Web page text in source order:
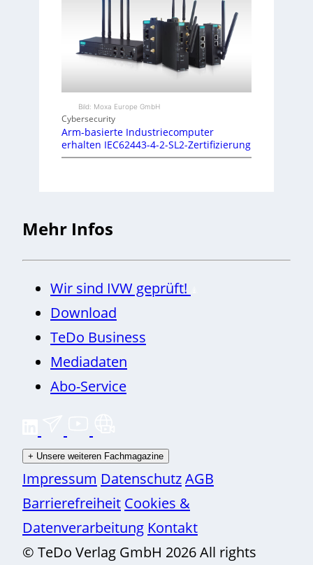
Bild: Moxa Europe GmbH
Cybersecurity
Arm-basierte Industriecomputer
erhalten IEC62443-4-2-SL2-Zertifizierung
Mehr Infos
Wir sind IVW geprüft!
Download
TeDo Business
Mediadaten
Abo-Service
+ Unsere weiteren Fachmagazine
Impressum DatenschutzAGB
Barrierefreiheit Cookies &
Datenverarbeitung Kontakt
© TeDo Verlag GmbH 2026 All rights